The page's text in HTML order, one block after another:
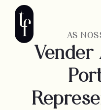
content
AS
Vender